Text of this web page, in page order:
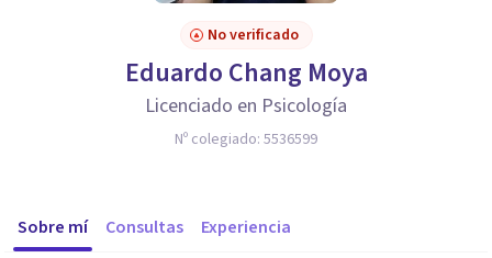
No verificado
Eduardo Chang Moya
Licenciado en Psicología
Nº colegiado: 5536599
Sobre mí Consultas Experiencia